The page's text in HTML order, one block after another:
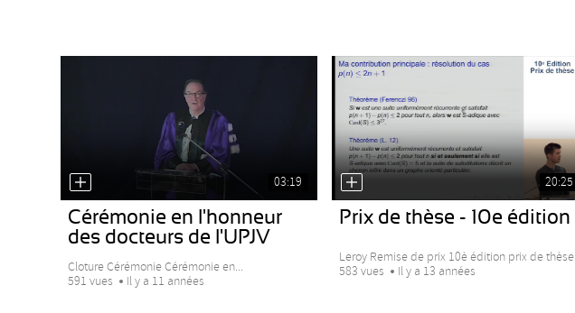
03:19
Cérémonie en l'honneur
des docteurs de l'UPJV
Cloture Cérémonie Cérémonie en...
591 vues
Il y a 11 années
20:25
Prix de thèse - 10e édition
Leroy Remise de prix 10è édition prix de thèse
583 vues
Il y a 13 années